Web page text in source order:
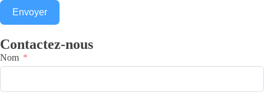
Envoyer
Contactez-nous
Nom